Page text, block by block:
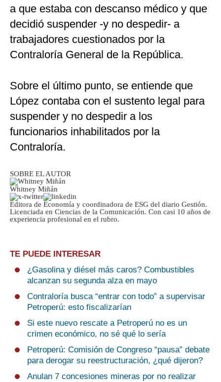
a que estaba con descanso médico y que
decidió suspender -y no despedir- a
trabajadores cuestionados por la
Contraloría General de la República.
Sobre el último punto, se entiende que
López contaba con el sustento legal para
suspender y no despedir a los
funcionarios inhabilitados por la
Contraloría.
SOBRE EL AUTOR
Whitney Miñán
Editora de Economía y coordinadora de ESG del diario Gestión.
Licenciada en Ciencias de la Comunicación. Con casi 10 años de
experiencia profesional en el rubro.
TE PUEDE INTERESAR
¿Gasolina y diésel más caros? Combustibles
alcanzan su segunda alza en mayo
Contraloría busca “entrar con todo” a supervisar
Petroperú: esto fiscalizarían
Si este nuevo rescate a Petroperú no es un
crimen económico, no sé qué lo sería
Petroperú: Comisión de Congreso “pausa” debate
para derogar su reestructuración, ¿qué dijeron?
Anulan 7 concesiones mineras por no realizar